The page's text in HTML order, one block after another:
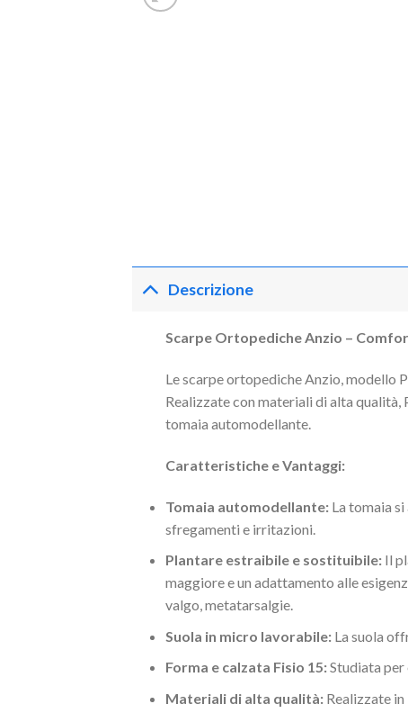
Descrizione
Scarpe Ortopediche Anzio –
Le scarpe ortopediche Anzio, modello
Realizzate con materiali di alta
tomaia automodellante.
Caratteristiche e Vantaggi:
Tomaia automodellante:La tomaia si
sfregamenti e irritazioni.
Plantare estraibile e sostituibile:Il
maggiore e un adattamento alle
valgo, metatarsalgie.
Suola in micro lavorabile:La suola
Forma e calzata Fisio 15:Studiata per
Materiali di alta qualità:Realizzate in